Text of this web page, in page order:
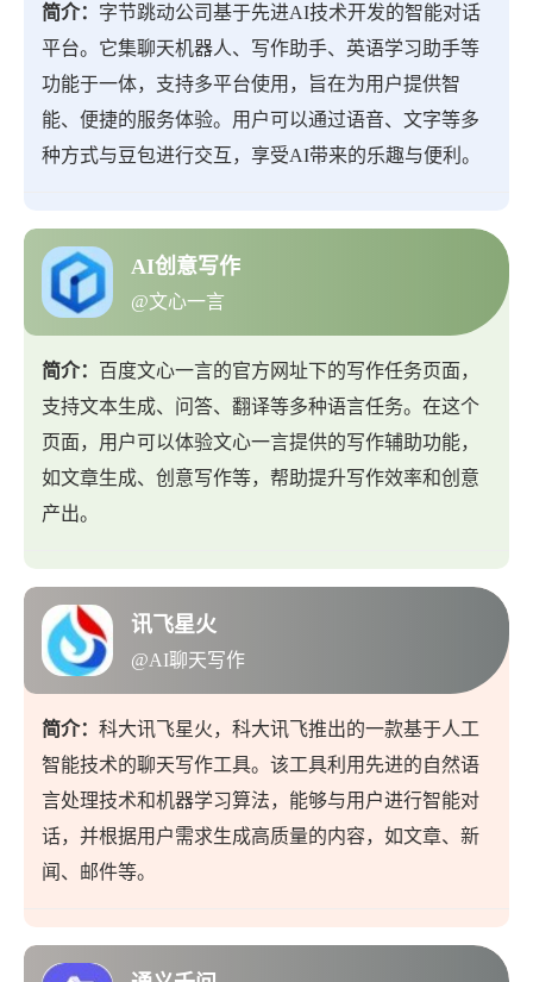
简介： 字节跳动公司基于先进AI技术开发的智能对话
平台。它集聊天机器人、写作助手、英语学习助手等
功能于一体，支持多平台使用，旨在为用户提供智
能、便捷的服务体验。用户可以通过语音、文字等多
种方式与豆包进行交互，享受AI带来的乐趣与便利。
AI创意写作
@文心一言
简介： 百度文心一言的官方网址下的写作任务页面，
支持文本生成、问答、翻译等多种语言任务。在这个
页面，用户可以体验文心一言提供的写作辅助功能，
如文章生成、创意写作等，帮助提升写作效率和创意
产出。
讯飞星火
@AI聊天写作
简介： 科大讯飞星火，科大讯飞推出的一款基于人工
智能技术的聊天写作工具。该工具利用先进的自然语
言处理技术和机器学习算法，能够与用户进行智能对
话，并根据用户需求生成高质量的内容，如文章、新
闻、邮件等。